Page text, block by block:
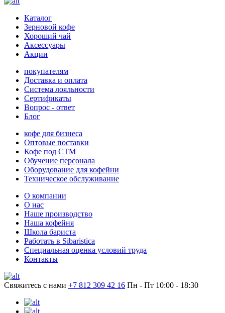
Каталог
Зерновой кофе
Хороший чай
Аксессуары
Акции
покупателям
Доставка и оплата
Система лояльности
Сертификаты
Вопрос - ответ
Блог
кофе для бизнеса
Оптовые поставки
Кофе под СТМ
Обучение персонала
Оборудование для кофейни
Техническое обслуживание
О компании
О нас
Наше производство
Наша кофейня
Школа бариста
Работать в Sibaristica
Специальная оценка условий труда
Контакты
Свяжитесь с нами +7 812 309 42 16 Пн - Пт 10:00 - 18:30